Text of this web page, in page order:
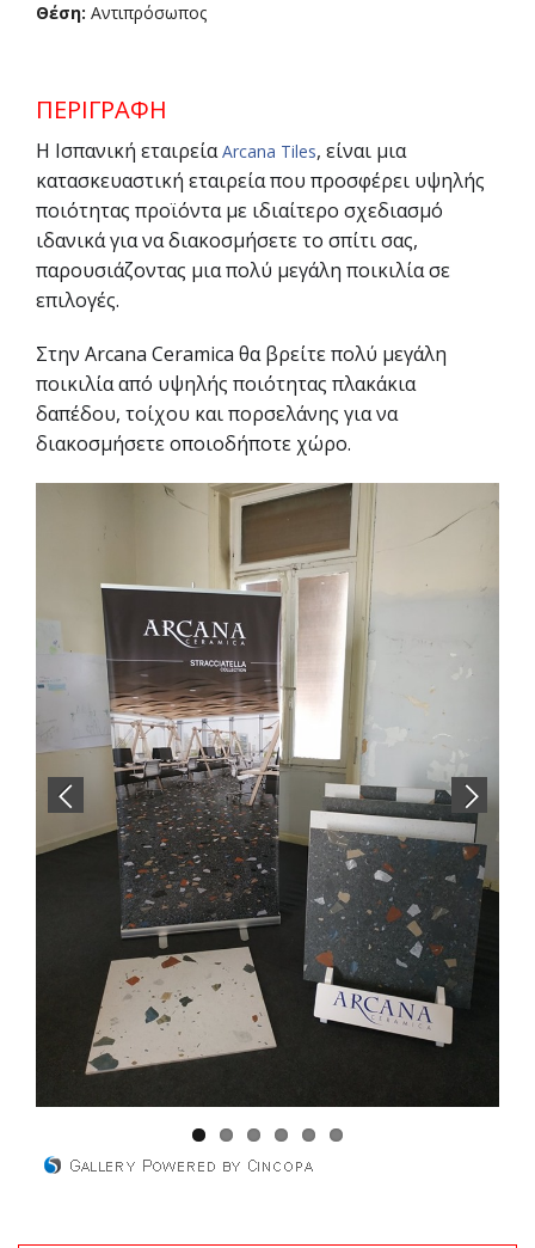
Θέση: Αντιπρόσωπος
ΠΕΡΙΓΡΑΦΗ
Η Ισπανική εταιρείαArcana Tiles, είναι μια
κατασκευαστική εταιρεία που προσφέρει υψηλής
ποιότητας προϊόντα με ιδιαίτερο σχεδιασμό
ιδανικά για να διακοσμήσετε το σπίτι σας,
παρουσιάζοντας μια πολύ μεγάλη ποικιλία σε
επιλογές.
Στην Arcana Ceramica θα βρείτε πολύ μεγάλη
ποικιλία από υψηλής ποιότητας πλακάκια
δαπέδου, τοίχου και πορσελάνης για να
διακοσμήσετε οποιοδήποτε χώρο.